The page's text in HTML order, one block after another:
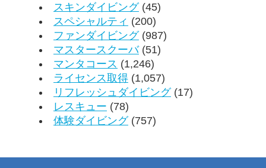
スキンダイビング(45)
スペシャルティ (200)
ファンダイビング(987)
マスタースクーバ(51)
マンタコース (1,246)
ライセンス取得 (1,057)
リフレッシュダイビング(17)
レスキュー (78)
体験ダイビング(757)